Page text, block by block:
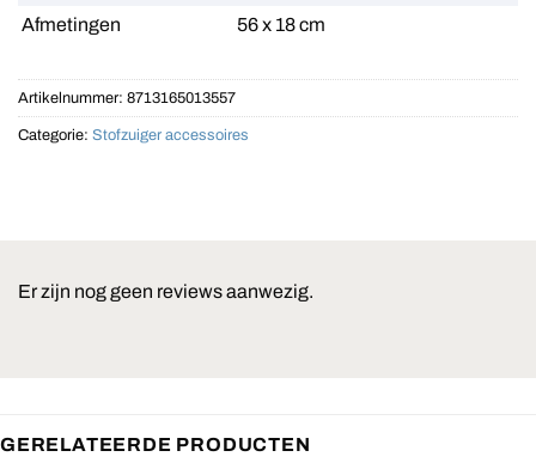
Afmetingen
56 x 18 cm
Artikelnummer: 8713165013557
Categorie: Stofzuiger accessoires
Er zijn nog geen reviews aanwezig.
GERELATEERDE PRODUCTEN